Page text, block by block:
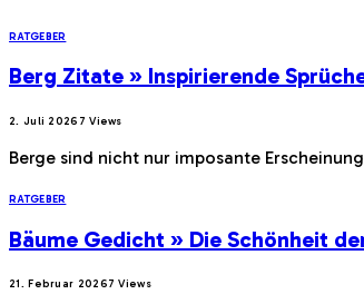
RATGEBER
Berg Zitate » Inspirierende
2. Juli 2026 7Views
Berge sind nicht nur imposante
RATGEBER
Bäume Gedicht » Die Schönheit
21. Februar 20267Views